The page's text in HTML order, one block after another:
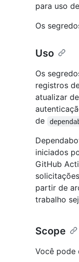
para uso
Os
Uso
Os
registros
atualizar
de
iniciados
GitHub
partir de
trabalho
Scope
Você pode